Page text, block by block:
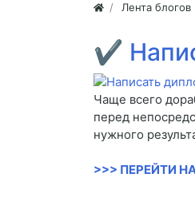
Лента блогов
✔
Чаще всего
перед
нужного
>>> ПЕРЕЙТИ